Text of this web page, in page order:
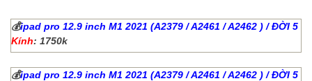
💰ipad pro 12.9 inch M1 2021 (A2379 / A2461 / A2462 ) / ĐỜI 5
Kính: 1750k
💰ipad pro 12.9 inch M1 2021 (A2379 / A2461 / A2462 ) / ĐỜI 5